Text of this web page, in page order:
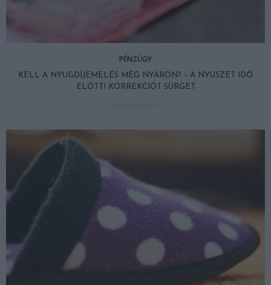
PÉNZÜGY
KELL A NYUGDÍJEMELÉS MÉG NYÁRON? – A NYUSZET IDŐ
ELŐTTI KORREKCIÓT SÜRGET